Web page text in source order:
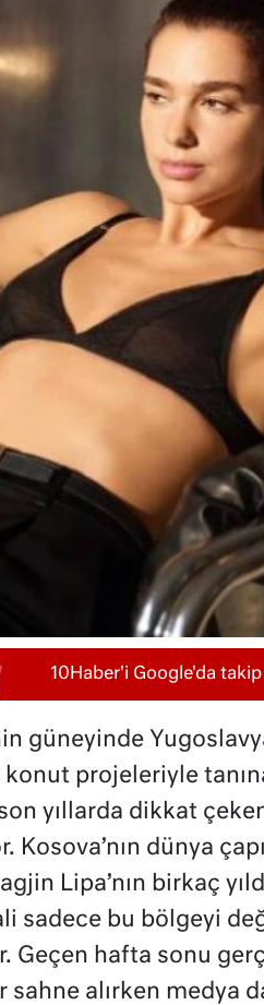
10Haber'i Google'da
güneyinde
projeleriyle
yıllarda dikkat
dünya
Lipa’nın birkaç
sadece bu bölgeyi
Geçen hafta sonu
sahne alırken medya